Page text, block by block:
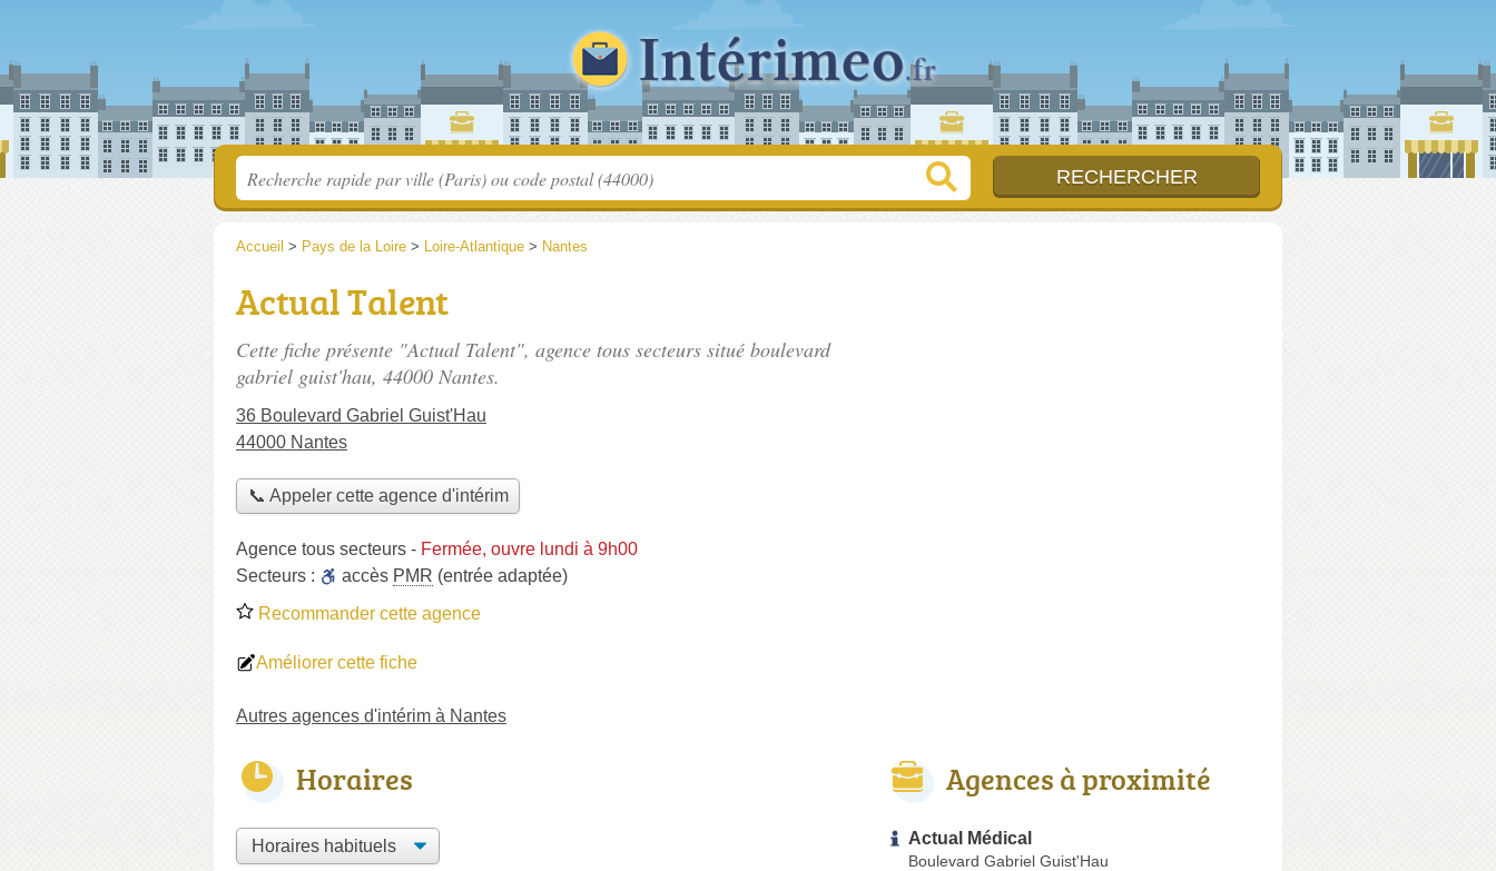
Accueil > Pays de la Loire > Loire-Atlantique > Nantes
Actual Talent
Cette fiche présente "Actual Talent", agence tous secteurs situé boulevard
gabriel guist'hau, 44000 Nantes.
36 Boulevard Gabriel Guist'Hau
44000 Nantes
📞 Appeler cette agence d'intérim
Agence tous secteurs - Fermée, ouvre lundi à 9h00
Secteurs :
accès PMR (entrée adaptée)
Recommander cette agence
Améliorer cette fiche
Autres agences d'intérim à Nantes
Horaires Agences à proximité
Actual Médical
Boulevard Gabriel Guist'Hau